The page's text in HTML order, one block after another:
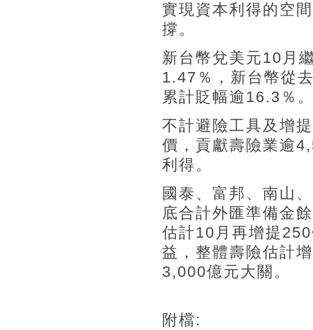
實現資本利得的空
撐。
新台幣兌美元10月
1.47％，新台幣從
累計貶幅逾16.3％
不計避險工具及增
價，貢獻壽險業逾
利得。
國泰、富邦、南山
底合計外匯準備金
估計10月再增提
益，整體壽險估計
3,000億元大關。
附檔: